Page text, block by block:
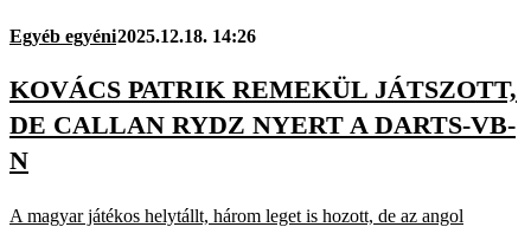
Egyéb egyéni2025.12.18. 14:26
KOVÁCS PATRIK REMEKÜL JÁTSZOTT,
DE CALLAN RYDZ NYERT A DARTS-VB-
N
A magyar játékos helytállt, három leget is hozott, de az angol